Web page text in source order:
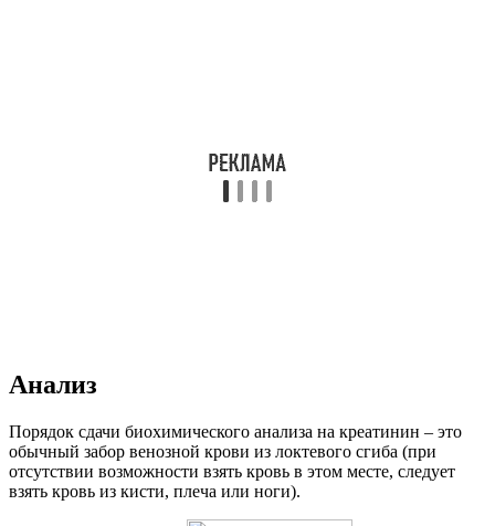
Анализ
Порядок сдачи биохимического анализа на креатинин – это
обычный забор венозной крови из локтевого сгиба (при
отсутствии возможности взять кровь в этом месте, следует
взять кровь из кисти, плеча или ноги).